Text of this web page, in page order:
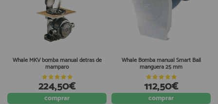
Whale MKV bomba manual detras de
mamparo
224,50€
comprar
Whale Bomba manual Smart Bail
manguera 25 mm
112,50€
comprar